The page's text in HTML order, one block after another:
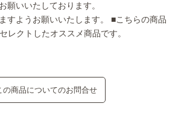
願いいたしております。
すようお願いいたします。 ■こちらの商品
レクトしたオススメ商品です。
の商品についてのお問合せ